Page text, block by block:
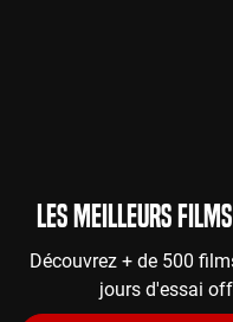
Les meilleurs
Découvrez + de 500
jours d'essai